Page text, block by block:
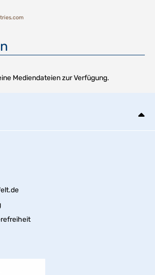
Mediendateien zur Verfügung.